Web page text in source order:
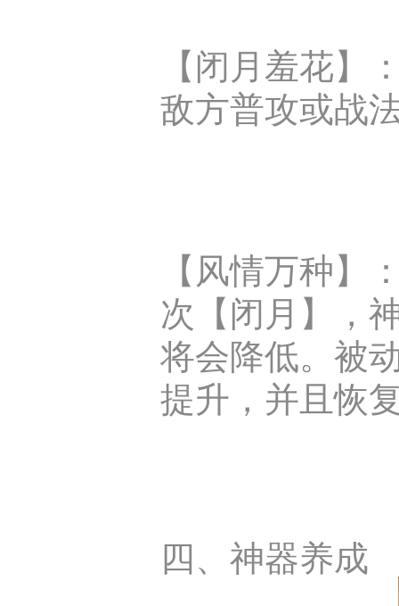
【闭月羞花】
敌方普攻或战
【风情万种】
次【闭月】，
将会降低。被
提升，并且恢
四、神器养成